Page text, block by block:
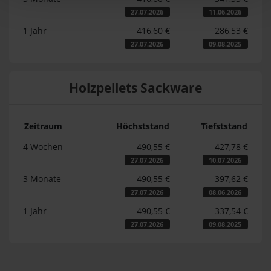
27.07.2026 11.06.2026
1 Jahr 416,60 €
27.07.2026
286,53 €
09.08.2025
Holzpellets Sackware
Zeitraum Höchststand
Tiefststand
4 Wochen
490,55 €
27.07.2026
427,78 €
10.07.2026
3 Monate 490,55 €
27.07.2026
397,62 €
08.06.2026
1 Jahr 490,55 €
27.07.2026
337,54 €
09.08.2025